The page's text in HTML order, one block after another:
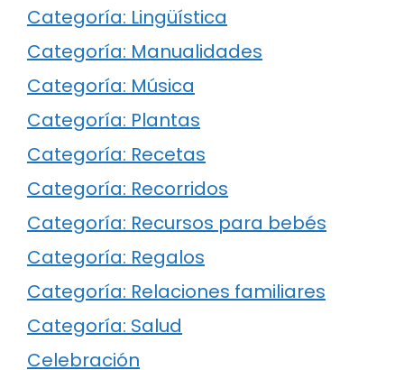
Categoría: Lingüística
Categoría: Manualidades
Categoría: Música
Categoría: Plantas
Categoría: Recetas
Categoría: Recorridos
Categoría: Recursos para bebés
Categoría: Regalos
Categoría: Relaciones familiares
Categoría: Salud
Celebración